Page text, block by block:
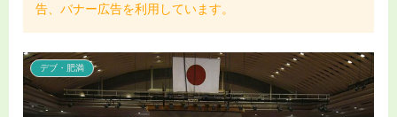
告、バナー広告を利用しています。
デブ・肥満